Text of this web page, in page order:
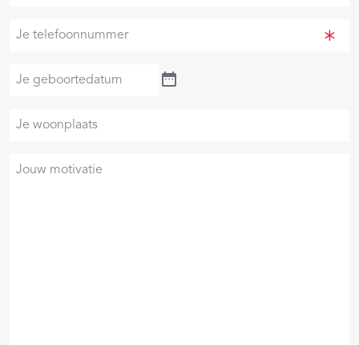
(Vereist)
Je
Je
geboortedatum
Je
woonplaats
Je